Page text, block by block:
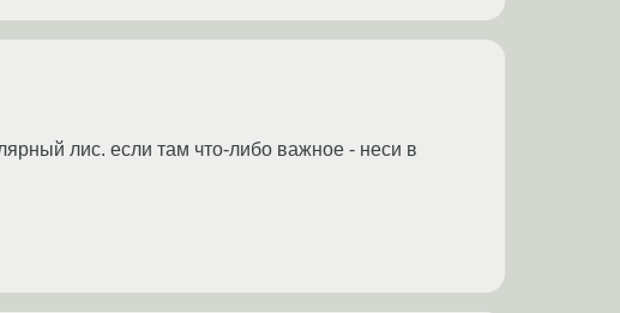
лис. если там что-либо важное - неси в